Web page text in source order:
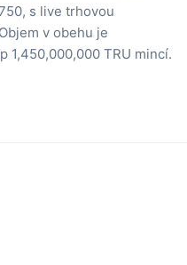
s live trhovou
Objem v obehu je
1,450,000,000 TRU mincí.